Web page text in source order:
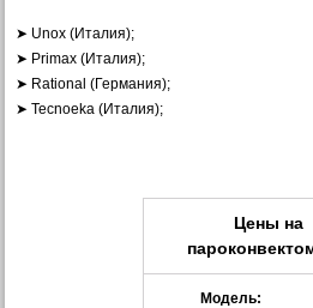
➤ Unox (Италия);
➤ Primax (Италия);
➤ Rational (Германия);
➤ Tecnoeka (Италия);
Цены на
Модель: